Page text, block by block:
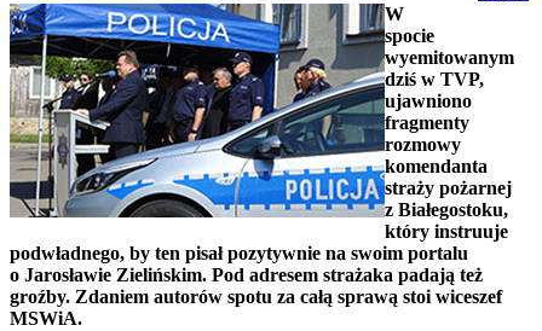
W
spocie
wyemitowanym
dziś w TVP,
ujawniono
fragmenty
rozmowy
komendanta
straży pożarnej
z Białegostoku,
który instruuje
podwładnego, by ten pisał pozytywnie na swoim portalu
o Jarosławie Zielińskim. Pod adresem strażaka padają też
groźby. Zdaniem autorów spotu za całą sprawą stoi wiceszef
MSWiA.